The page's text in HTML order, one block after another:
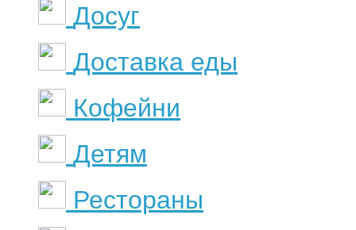
Досуг
Доставка еды
Кофейни
Детям
Рестораны